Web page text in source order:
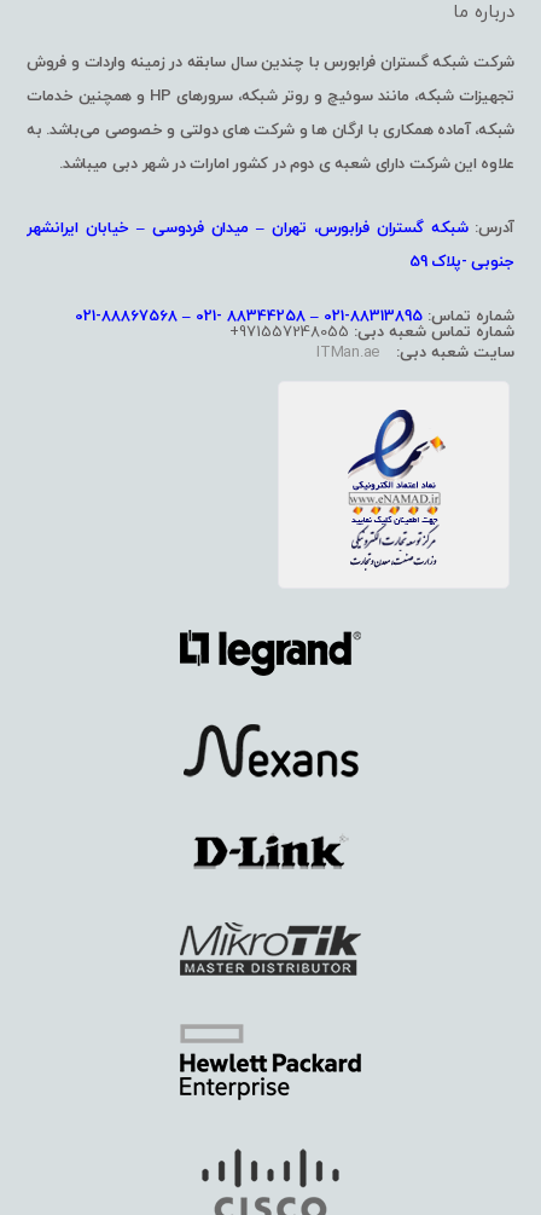
درباره ما
شرکت شبکه گستران فرابورس با چندین سال سابقه در زمینه واردات و فروش
تجهیزات شبکه، مانند سوئیچ و روتر شبکه، سرورهای HP و همچنین خدمات
شبکه، آماده همکاری با ارگان ها و شرکت های دولتی و خصوصی می‌باشد. به
علاوه این شرکت دارای شعبه ی دوم در کشور امارات در شهر دبی میباشد.
آدرس:شبکه گستران فرابورس، تهران – میدان فردوسی – خیابان ایرانشهر
جنوبی -پلاک 59
شماره تماس: 88313895-021 – 88344258 -021 – 88867568-021
شماره تماس شعبه دبی:
سایت شعبه دبی: ITMan.ae